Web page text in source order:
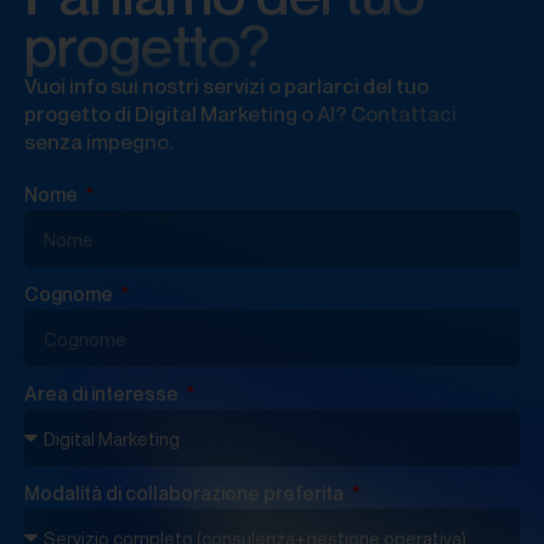
progetto?
Vuoi info sui nostri servizi o parlarci del tuo
progetto di Digital Marketing o AI? Contattaci
senza impegno.
Nome
Cognome
Area di interesse
Modalità di collaborazione preferita